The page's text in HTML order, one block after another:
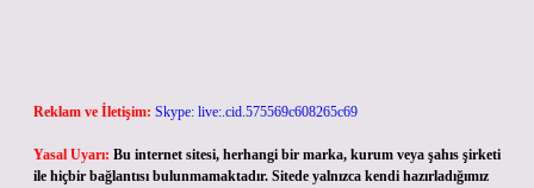
Reklam ve İletişim: Skype: live:.cid.575569c608265c69
Yasal Uyarı: Bu internet sitesi, herhangi bir marka, kurum veya şahıs şirketi
ile hiçbir bağlantısı bulunmamaktadır. Sitede yalnızca kendi hazırladığımız